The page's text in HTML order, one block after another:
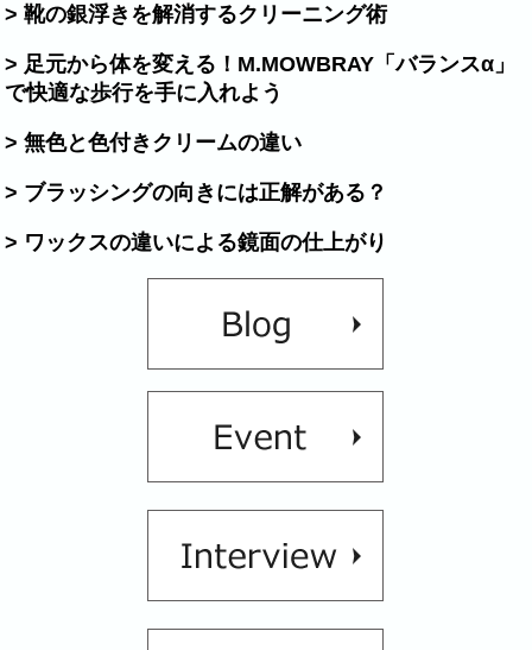
> 靴の銀浮きを解消するクリーニング術
> 足元から体を変える！M.MOWBRAY「バランスα」
で快適な歩行を手に入れよう
> 無色と色付きクリームの違い
> ブラッシングの向きには正解がある？
> ワックスの違いによる鏡面の仕上がり